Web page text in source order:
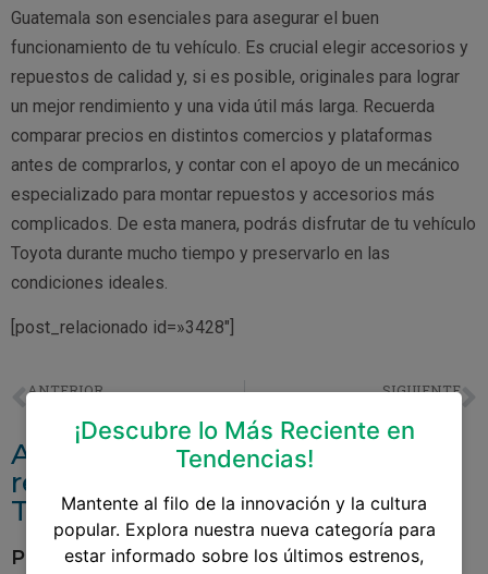
Guatemala son esenciales para asegurar el buen
funcionamiento de tu vehículo. Es crucial elegir accesorios y
repuestos de calidad y, si es posible, originales para lograr
un mejor rendimiento y una vida útil más larga. Recuerda
comparar precios en distintos comercios y plataformas
antes de comprarlos, y contar con el apoyo de un mecánico
especializado para montar repuestos y accesorios más
complicados. De esta manera, podrás disfrutar de tu vehículo
Toyota durante mucho tiempo y preservarlo en las
condiciones ideales.
[post_relacionado id=»3428″]
ANTERIOR SIGUIENTE
Accesorios y repuestos
relacionados aAceite Para
Toyota Yaris 2014
Pantalla Para Toyota Yaris
¡Descubre lo Más Reciente en
Tendencias!
Mantente al filo de la innovación y la cultura
popular. Explora nuestra nueva categoría para
estar informado sobre los últimos estrenos,